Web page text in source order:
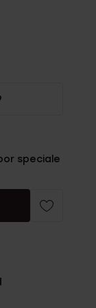
speciale